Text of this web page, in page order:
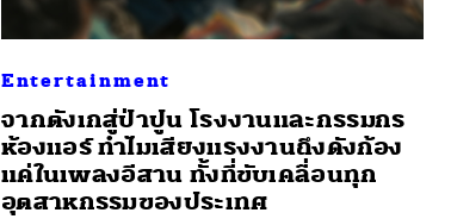
Entertainment
จากตังเกสู่ป่าปูน โรงงานและกรรมกร
ห้องแอร์ ทำไมเสียงแรงงานถึงดังก้อง
แค่ในเพลงอีสาน ทั้งที่ขับเคลื่อนทุก
อุตสาหกรรมของประเทศ